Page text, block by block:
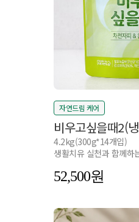
자연드림 케어
비우고싶을때2(
4.2kg(300g*14개입)
생활치유 실천과 함께하
52,500